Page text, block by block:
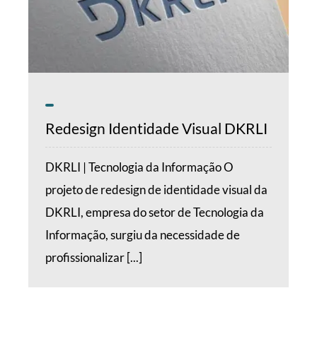
Redesign Identidade Visual DKRLI
DKRLI | Tecnologia da Informação O
projeto de redesign de identidade visual da
DKRLI, empresa do setor de Tecnologia da
Informação, surgiu da necessidade de
profissionalizar [...]